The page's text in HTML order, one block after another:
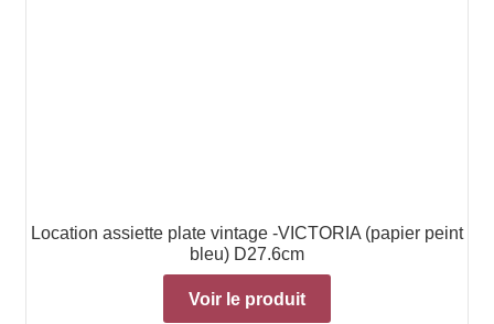
Location assiette plate vintage -VICTORIA (papier peint
bleu) D27.6cm
Voir le produit